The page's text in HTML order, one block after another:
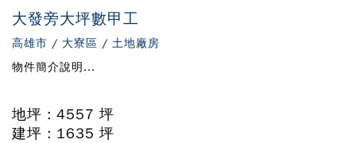
大發旁大坪數甲工
高雄市 / 大寮區 / 土地廠房
物件簡介說明...
地坪 : 4557 坪
建坪 : 1635 坪